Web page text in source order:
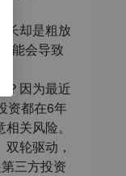
长却是粗放
能会导致
？因为最近
资都在6年
关风险。
轮驱动，
三方投资